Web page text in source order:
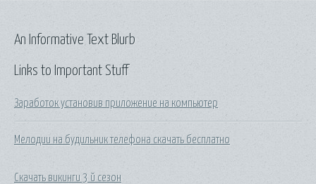
Links to Important Stuff
Заработок установив приложение на компьютер
Мелодии на будильник телефона скачать бесплатно
Скачать викинги 3 й сезон
An Informative Text Blurb